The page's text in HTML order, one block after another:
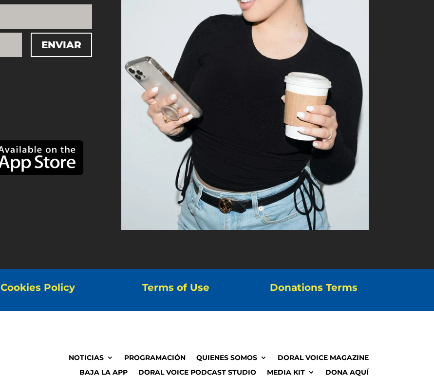
ENVIAR
Cookies Policy Terms of Use Donations Terms
NOTICIAS PROGRAMACIÓN QUIENES SOMOS
DORAL VOICE MAGAZINE
BAJA LA APP
DORAL VOICE PODCAST STUDIO MEDIA KIT DONA AQUÍ